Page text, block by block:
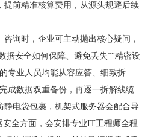
前精准核算费用，从源头规避后续
询时，企业可主动抛出核心疑问，
据安全如何保障、避免丢失”“精密设
专业人员均能从容应答、细致拆
成数据双重备份，再逐一拆解线缆
电袋包裹，机架式服务器会配合导
安全方面，会安排专业IT工程师全程